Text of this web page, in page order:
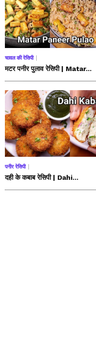
चावल की रेसिपी
मटर पनीर पुलाव रेसिपी | Matar...
पनीर रेसिपी
दही के कबाब रेसिपी | Dahi...